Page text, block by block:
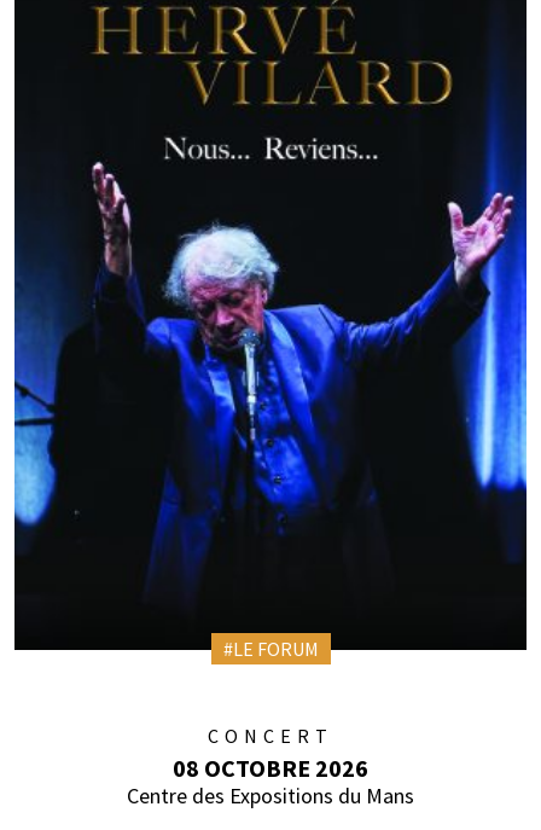
#LE FORUM
CONCERT
08 OCTOBRE 2026
Centre des Expositions du Mans